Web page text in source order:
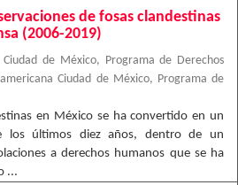
de fosas clandestinas
(2006-2019)
de México, Programa de Derechos
Ciudad de México, Programa de
en México se ha convertido en un
los últimos diez años, dentro de un
a derechos humanos que se ha
...